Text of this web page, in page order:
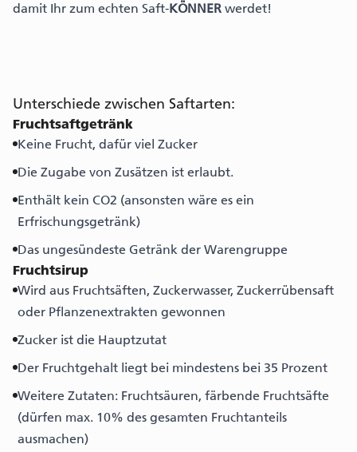
damit Ihr zum echten Saft-KÖNNER werdet!
Unterschiede zwischen Saftarten:
Fruchtsaftgetränk
Keine Frucht, dafür viel Zucker
Die Zugabe von Zusätzen ist erlaubt.
Enthält kein CO2 (ansonsten wäre es ein
Erfrischungsgetränk)
Das ungesündeste Getränk der Warengruppe
Fruchtsirup
Wird aus Fruchtsäften, Zuckerwasser, Zuckerrübensaft
oder Pflanzenextrakten gewonnen
Zucker ist die Hauptzutat
Der Fruchtgehalt liegt bei mindestens bei 35 Prozent
Weitere Zutaten: Fruchtsäuren, färbende Fruchtsäfte
(dürfen max. 10% des gesamten Fruchtanteils
ausmachen)